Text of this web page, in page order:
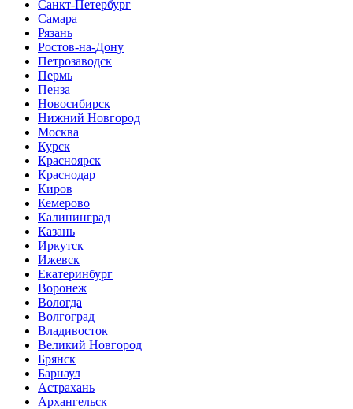
Санкт-Петербург
Самара
Рязань
Ростов-на-Дону
Петрозаводск
Пермь
Пенза
Новосибирск
Нижний Новгород
Москва
Курск
Красноярск
Краснодар
Киров
Кемерово
Калининград
Казань
Иркутск
Ижевск
Екатеринбург
Воронеж
Вологда
Волгоград
Владивосток
Великий Новгород
Брянск
Барнаул
Астрахань
Архангельск